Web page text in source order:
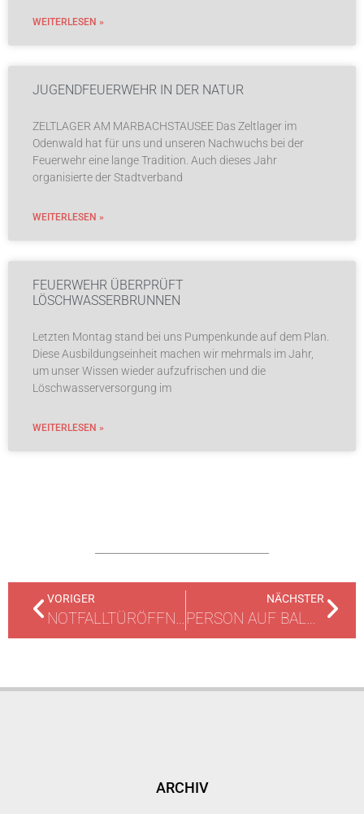
WEITERLESEN »
JUGENDFEUERWEHR IN DER NATUR
ZELTLAGER AM MARBACHSTAUSEE Das Zeltlager im
Odenwald hat für uns und unseren Nachwuchs bei der
Feuerwehr eine lange Tradition. Auch dieses Jahr
organisierte der Stadtverband
WEITERLESEN »
FEUERWEHR ÜBERPRÜFT
LÖSCHWASSERBRUNNEN
Letzten Montag stand bei uns Pumpenkunde auf dem Plan.
Diese Ausbildungseinheit machen wir mehrmals im Jahr,
um unser Wissen wieder aufzufrischen und die
Löschwasserversorgung im
WEITERLESEN »
VORIGER NÄCHSTER
ARCHIV